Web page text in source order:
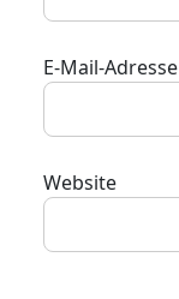
E-Mail-Adresse
Website